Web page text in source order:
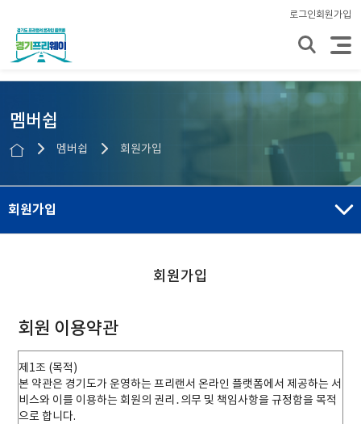
로그인회원가입
멤버쉽
멤버쉽 회원가입
회원가입
회원가입
회원 이용약관
제1조 (목적)
본 약관은 경기도가 운영하는 프리랜서 온라인 플랫폼에서 제공하는 서
비스와 이를 이용하는 회원의 권리․의무 및 책임사항을 규정함을 목적
으로 합니다.